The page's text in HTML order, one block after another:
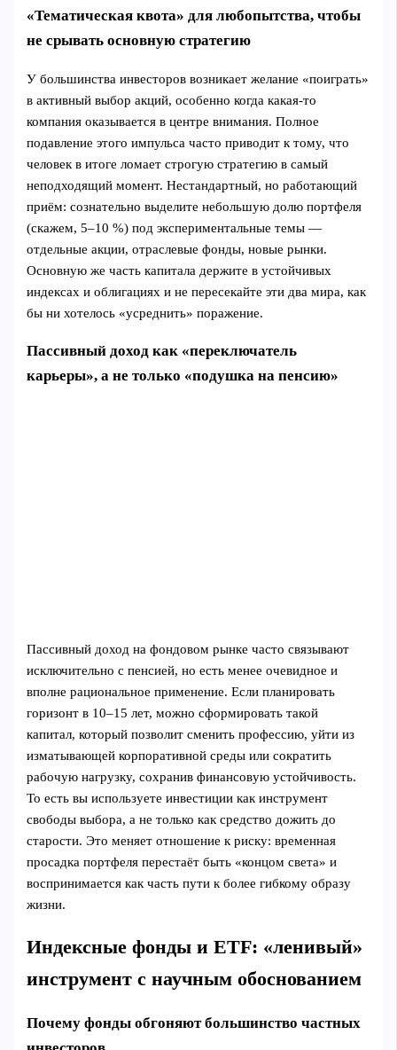
«Тематическая квота» для любопытства, чтобы
не срывать основную стратегию
У большинcтва инвесторов возникает желание «поиграть»
в активный выбор акций, особенно когда какая‑то
компания оказывается в центре внимания. Полное
подавление этого импульса часто приводит к тому, что
человек в итоге ломает строгую стратегию в самый
неподходящий момент. Нестандартный, но работающий
приём: сознательно выделите небольшую долю портфеля
(скажем, 5–10 %) под экспериментальные темы —
отдельные акции, отраслевые фонды, новые рынки.
Основную же часть капитала держите в устойчивых
индексах и облигациях и не пересекайте эти два мира, как
бы ни хотелось «усреднить» поражение.
Пассивный доход как «переключатель
карьеры», а не только «подушка на пенсию»
Пассивный доход на фондовом рынке часто связывают
исключительно с пенсией, но есть менее очевидное и
вполне рациональное применение. Если планировать
горизонт в 10–15 лет, можно сформировать такой
капитал, который позволит сменить профессию, уйти из
изматывающей корпоративной среды или сократить
рабочую нагрузку, сохранив финансовую устойчивость.
То есть вы используете инвестиции как инструмент
свободы выбора, а не только как средство дожить до
старости. Это меняет отношение к риску: временная
просадка портфеля перестаёт быть «концом света» и
воспринимается как часть пути к более гибкому образу
жизни.
Индексные фонды и ETF: «ленивый»
инструмент с научным обоснованием
Почему фонды обгоняют большинство частных